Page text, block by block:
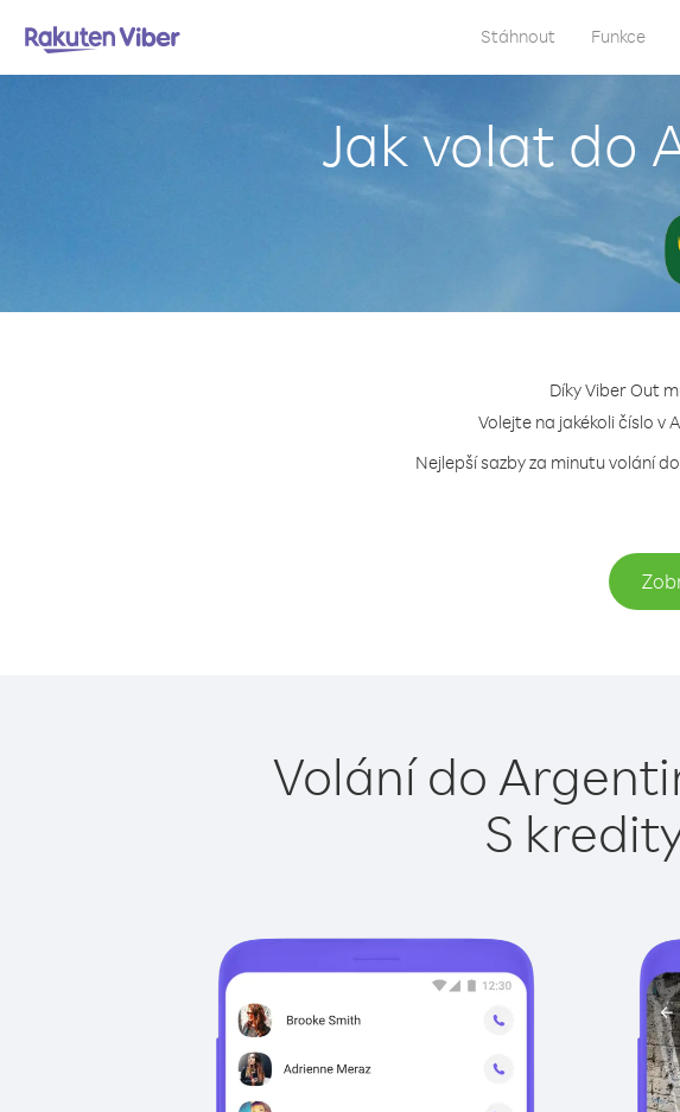
Stáhnout Funkce
Jak volat do
Díky Viber Out
Volejte na jakékoli číslo v
Nejlepší sazby za minutu volání
Volání do
S